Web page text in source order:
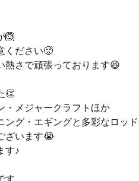
🙆
ください🥵
熱さで頑張っております😆
👏
・メジャークラフトほか
ング・エギングと多彩なロッ
ざいます😭
す♪